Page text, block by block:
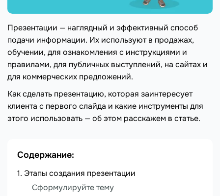
Презентации — наглядный и эффективный способ
подачи информации. Их используют в продажах,
обучении, для ознакомления с инструкциями и
правилами, для публичных выступлений, на сайтах и
для коммерческих предложений.
Как сделать презентацию, которая заинтересует
клиента с первого слайда и какие инструменты для
этого использовать — об этом расскажем в статье.
Содержание:
Этапы создания презентации
Сформулируйте тему